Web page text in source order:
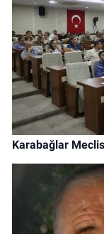
Karabağlar